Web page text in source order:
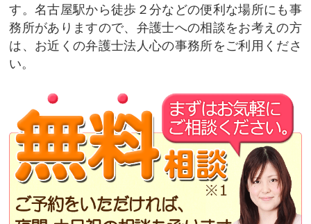
す。名古屋駅から徒歩２分などの便利な場所にも事
務所がありますので、弁護士への相談をお考えの方
は、お近くの弁護士法人心の事務所をご利用くださ
い。